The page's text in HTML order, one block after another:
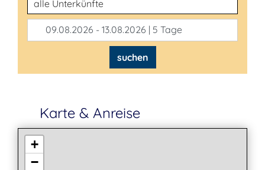
09.08.2026 - 13.08.2026 | 5 Tage
suchen
Karte & Anreise
+
−